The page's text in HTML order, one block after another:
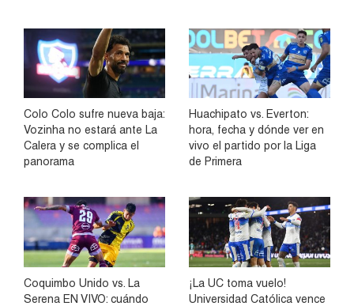
Colo Colo sufre nueva baja:
Vozinha no estará ante La
Calera y se complica el
panorama
Huachipato vs. Everton:
hora, fecha y dónde ver en
vivo el partido por la Liga
de Primera
Coquimbo Unido vs. La
Serena EN VIVO: cuándo
¡La UC toma vuelo!
Universidad Católica vence